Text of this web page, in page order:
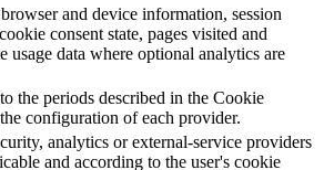
and device information, session
consent state, pages visited and
usage data where optional analytics are
the periods described in the Cookie
configuration of each provider.
analytics or external-service providers
and according to the user's cookie